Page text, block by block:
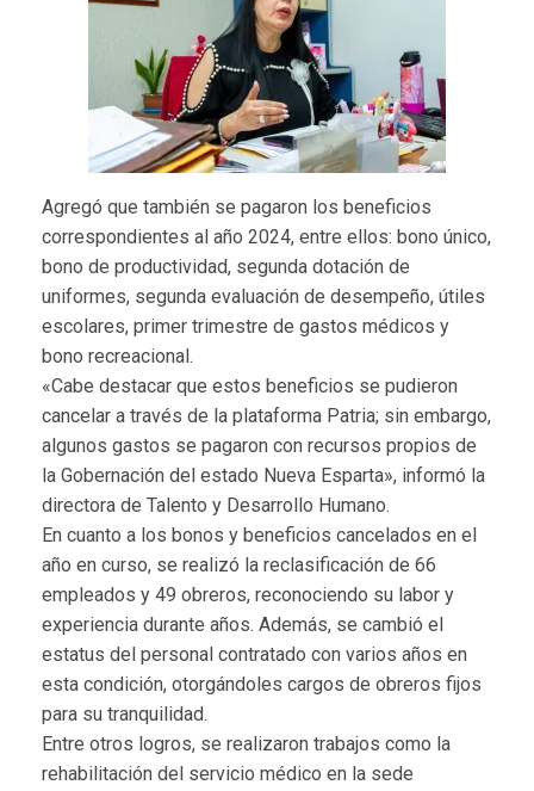
Agregó que también se pagaron los beneficios
correspondientes al año 2024, entre ellos: bono único,
bono de productividad, segunda dotación de
uniformes, segunda evaluación de desempeño, útiles
escolares, primer trimestre de gastos médicos y
bono recreacional.
«Cabe destacar que estos beneficios se pudieron
cancelar a través de la plataforma Patria; sin embargo,
algunos gastos se pagaron con recursos propios de
la Gobernación del estado Nueva Esparta», informó la
directora de Talento y Desarrollo Humano.
En cuanto a los bonos y beneficios cancelados en el
año en curso, se realizó la reclasificación de 66
empleados y 49 obreros, reconociendo su labor y
experiencia durante años. Además, se cambió el
estatus del personal contratado con varios años en
esta condición, otorgándoles cargos de obreros fijos
para su tranquilidad.
Entre otros logros, se realizaron trabajos como la
rehabilitación del servicio médico en la sede